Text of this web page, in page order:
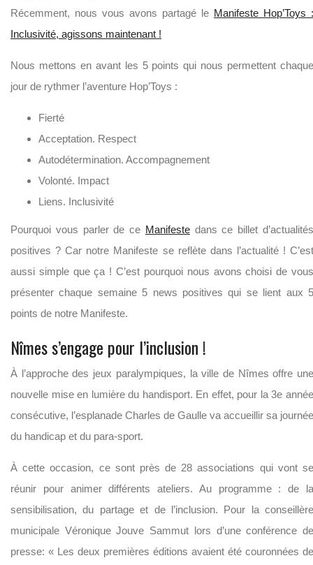
Récemment, nous vous avons partagé le Manifeste Hop’Toys :
Inclusivité, agissons maintenant !
Nous mettons en avant les 5 points qui nous permettent chaque
jour de rythmer l’aventure Hop’Toys :
Fierté
Acceptation. Respect
Autodétermination. Accompagnement
Volonté. Impact
Liens. Inclusivité
Pourquoi vous parler de ce Manifestedans ce billet
positives ? Car notre Manifeste se reflète dans l’actualité ! C’est
aussi simple que ça ! C’est pourquoi nous avons choisi de vous
présenter chaque semaine 5 news positives qui se lient aux 5
points de notre Manifeste.
Nîmes s’engage pour l’inclusion !
À l’approche des jeux paralympiques, la ville de Nîmes offre une
nouvelle mise en lumière du handisport. En effet, pour la 3e année
consécutive, l’esplanade Charles de Gaulle va accueillir sa journée
du handicap et du para-sport.
À cette occasion, ce sont près de 28 associations qui vont se
réunir pour animer différents ateliers. Au programme : de la
sensibilisation, du partage et de l’inclusion. Pour la conseillère
municipale Véronique Jouve Sammut lors d’une conférence de
presse: « Les deux premières éditions avaient été couronnées de